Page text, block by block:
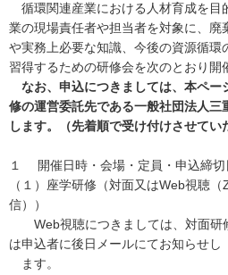
循環関連産業における人材育成を目
業の現場責任者や担当者を対象に、廃
や実務上必要な知識、今後の資源循環
習得するための研修会を次のとおり開
なお、申込につきましては、本ペー
修の運営委託先である一般社団法人三
します。（先着順で受け付けさせてい
１ 開催日時・会場・定員・申込締切
（１）座学研修（対面又はWeb視聴
信））
Web視聴につきましては、対面研
は申込者に後日メールにてお知らせし
ます。